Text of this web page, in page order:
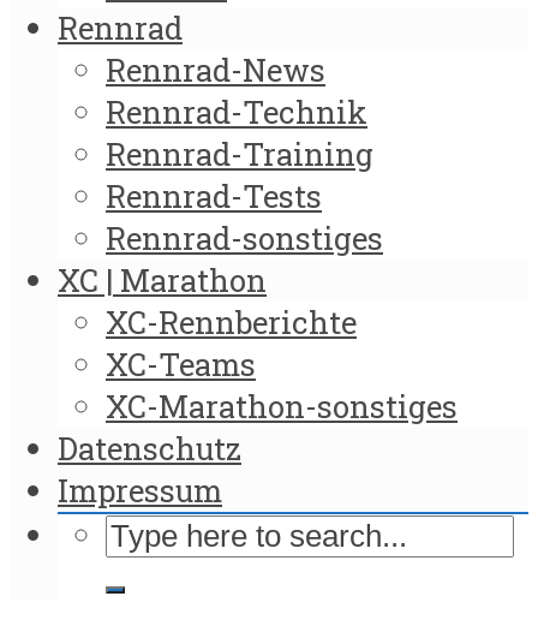
Rennrad
Rennrad-News
Rennrad-Technik
Rennrad-Training
Rennrad-Tests
Rennrad-sonstiges
XC | Marathon
XC-Rennberichte
XC-Teams
XC-Marathon-sonstiges
Datenschutz
Impressum